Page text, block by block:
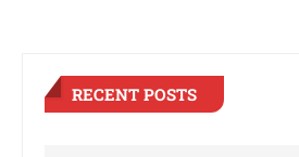
RECENT POSTS